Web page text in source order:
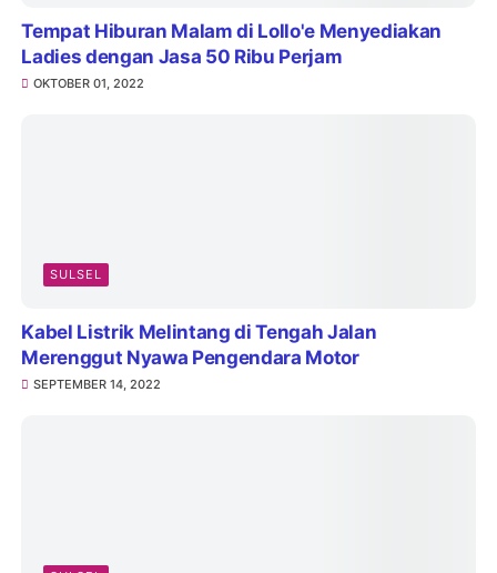
Tempat Hiburan Malam di Lollo'e Menyediakan
Ladies dengan Jasa 50 Ribu Perjam
OKTOBER 01, 2022
SULSEL
Kabel Listrik Melintang di Tengah Jalan
Merenggut Nyawa Pengendara Motor
SEPTEMBER 14, 2022